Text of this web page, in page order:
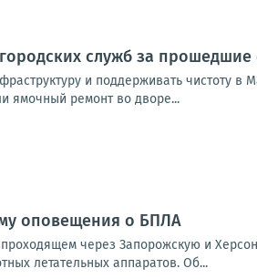
служб за прошедшие
и поддерживать чистоту
ямочный ремонт во дворе...
оповещения о БПЛА
через Запорожскую и
летательных аппаратов. Об...